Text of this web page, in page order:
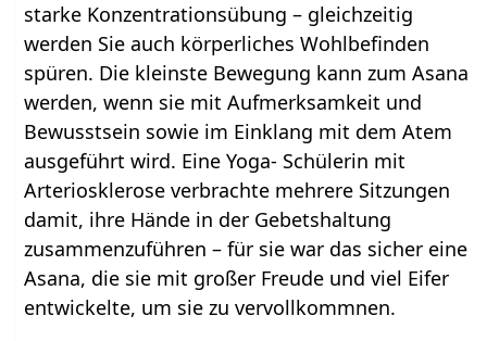
starke Konzentrationsübung – gleichzeitig
werden Sie auch körperliches Wohlbefinden
spüren. Die kleinste Bewegung kann zum Asana
werden, wenn sie mit Aufmerksamkeit und
Bewusstsein sowie im Einklang mit dem Atem
ausgeführt wird. Eine Yoga- Schülerin mit
Arteriosklerose verbrachte mehrere Sitzungen
damit, ihre Hände in der Gebetshaltung
zusammenzuführen – für sie war das sicher eine
Asana, die sie mit großer Freude und viel Eifer
entwickelte, um sie zu vervollkommnen.